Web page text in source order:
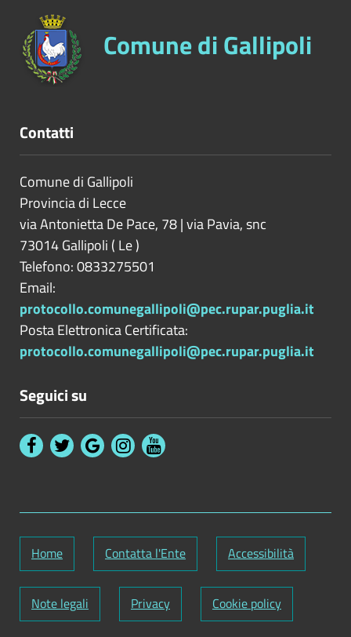
Comune di Gallipoli
Contatti
Comune di Gallipoli
Provincia di Lecce
via Antonietta De Pace, 78 | via Pavia, snc
73014Gallipoli ( Le)
Telefono: 0833275501
Email:
protocollo.comunegallipoli@pec.rupar.puglia.it
Posta Elettronica Certificata:
protocollo.comunegallipoli@pec.rupar.puglia.it
Seguici su
Home Contatta l'Ente Accessibilità
Note legali Privacy Cookie policy